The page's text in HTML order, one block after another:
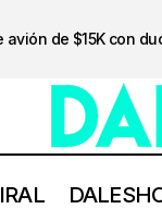
de $15K con